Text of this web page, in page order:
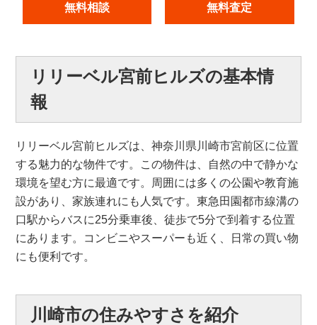
無料相談 無料査定
リリーベル宮前ヒルズの基本情
報
リリーベル宮前ヒルズは、神奈川県川崎市宮前区に位置
する魅力的な物件です。この物件は、自然の中で静かな
環境を望む方に最適です。周囲には多くの公園や教育施
設があり、家族連れにも人気です。東急田園都市線溝の
口駅からバスに25分乗車後、徒歩で5分で到着する位置
にあります。コンビニやスーパーも近く、日常の買い物
にも便利です。
川崎市の住みやすさを紹介